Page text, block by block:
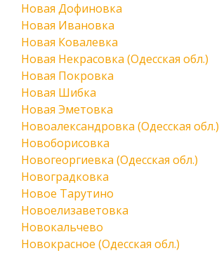
Новая Дофиновка
Новая Ивановка
Новая Ковалевка
Новая Некрасовка (Одесская обл.)
Новая Покровка
Новая Шибка
Новая Эметовка
Новоалександровка (Одесская обл.)
Новоборисовка
Новогеоргиевка (Одесская обл.)
Новоградковка
Новое Тарутино
Новоелизаветовка
Новокальчево
Новокрасное (Одесская обл.)